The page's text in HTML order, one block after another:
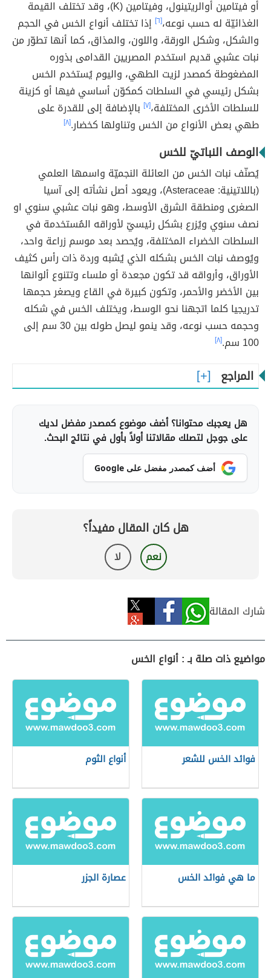
أو فيتامين أوالريتينول، وفيتامين (K)، وقد تختلف القيمة
الغذائيّة له حسب نوعه،[٦]
إذا تختلف أنواع الخس في الحجم
والشكل، وشكل الورقة، واللون، والمذاق، كما أنها تطوّر من
نبات عشبي قديم استخدم المصريين القدامى بذوره
المضغوطة كمصدر لزيت الطهي، واليوم يُستخدم الخس
بشكل رئيسي في السلطات كمكوّن أساسي فيها أو كزينة
للسلطات الأخرى المختلفة،[٧]
بالإضافة إلى للقدرة على
طهي بعض الأنواع من الخس وتناولها كخضار.[٨]
الوصف النباتيّ للخس
يُصنّف نبات الخس من العائلة النجميّة واسمها العلمي
(باللاتينية: Asteraceae)، ويعود أصل نشأته إلى آسيا
الصغرى ومنطقة الشرق الأوسط، وهو نبات عشبي سنوي او
نصف سنوي ويُزرع بشكل رئيسيّ لأوراقه المُستخدمة في
السلطات الخضراء المختلفة، ويُحصد بعد موسم زراعة واحد،
ويُوصف نبات الخس بشكله الذي يُشبه وردة ذات رأس كثيف
الأوراق، وأرواقه قد تكون مجعدة أو ملساء وتتنوع ألوانها
بين الأخضر والأحمر، وتكون كبيرة في القاع ويصغر حجمها
تدريجيا كلما اتجهنا نحو الوسط، ويختلف الخس في شكله
وحجمه حسب نوعه، وقد ينمو ليصل طوله بين 30 سم إلى
100 سم.
[٨]
المراجع
هل يعجبك محتوانا؟ أضف موضوع كمصدر مفضل لديك
على جوجل لتصلك مقالاتنا أولاً بأول في نتائج البحث.
أضف كمصدر مفضل على Google
هل كان المقال مفيداً؟
نعم لا
شارك المقالة
مواضيع ذات صلة بـ : أنواع الخس
فوائد الخس للشعر أنواع الثوم
ما هي فوائد الخس عصارة الجزر